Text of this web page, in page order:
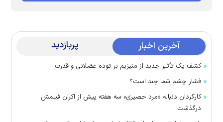
آخرین اخبار پربازدید
کشف یک تأثیر جدید از منیزیم بر توده عضلانی و قدرت
فشار چشم شما چند است؟
کارگردان دنباله «مرد حصیری» سه هفته پیش از اکران فیلمش
درگذشت